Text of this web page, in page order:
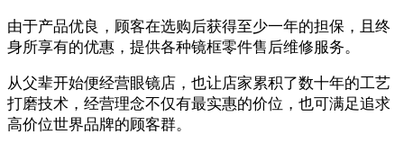
由于产品优良，顾客在选购后获得至少一年的担保，且终
身所享有的优惠，提供各种镜框零件售后维修服务。
从父辈开始便经营眼镜店，也让店家累积了数十年的工艺
打磨技术，经营理念不仅有最实惠的价位，也可满足追求
高价位世界品牌的顾客群。